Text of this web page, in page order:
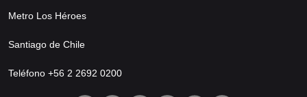
Metro Los Héroes
Santiago de Chile
Teléfono +56 2 2692 0200